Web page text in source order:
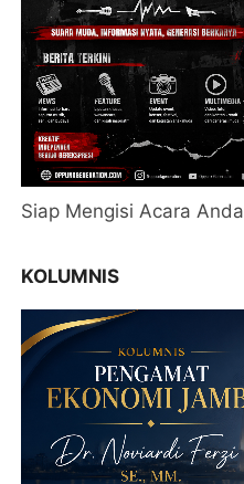
Siap Mengisi Acara Anda
KOLUMNIS